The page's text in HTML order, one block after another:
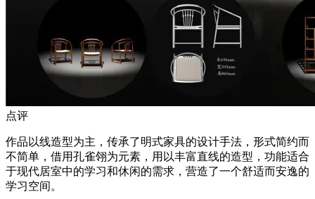
点评
作品以线造型为主，传承了明式家具的设计手法，形式简约而
不简单，借用孔雀翎为元素，用以丰富直线的造型，功能适合
于现代居室中的学习和休闲的需求，营造了一个舒适而安逸的
学习空间。